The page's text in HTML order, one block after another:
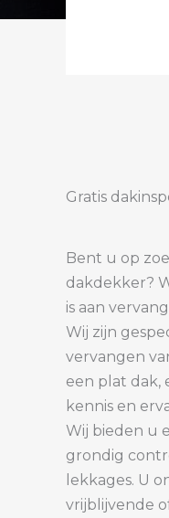
Gratis
Bent u op
dakdekker?
is aan
Wij zijn
vervangen
een plat dak,
kennis en
Wij bieden u
grondig
lekkages. U
vrijblijvende